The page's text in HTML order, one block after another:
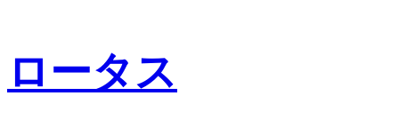
ロータス